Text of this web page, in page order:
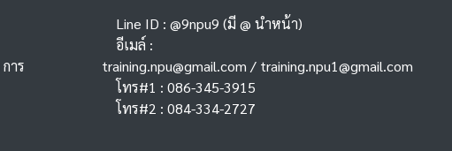
การ
Line ID : @9npu9 (มี @ นำหน้า)
อีเมล์ :
training.npu@gmail.com / training.npu1@gmail.com
โทร#1 : 086-345-3915
โทร#2 : 084-334-2727